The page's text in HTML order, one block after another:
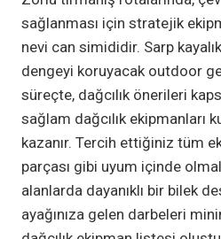
sağlanması için stratejik
nevi can simididir. Sarp
dengeyi koruyacak outdoor
süreçte, dağcılık önerileri
sağlam dağcılık ekipmanları
kazanır. Tercih ettiğiniz tüm
parçası gibi uyum içinde
alanlarda dayanıklı bir bilek
ayağınıza gelen darbeleri